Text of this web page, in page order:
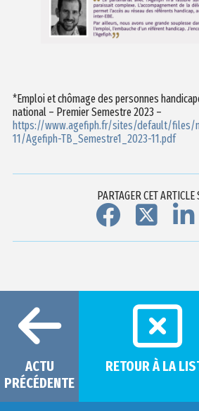
*Emploi et chômage des personnes
national – Premier Semestre 2023 –
https://www.agefiph.fr/sites/default/files/
11/Agefiph-TB_Semestre1_2023-11.pdf
PARTAGER CET ARTICLE
ACTU
PRÉCÉDENTE
RETOUR À LA